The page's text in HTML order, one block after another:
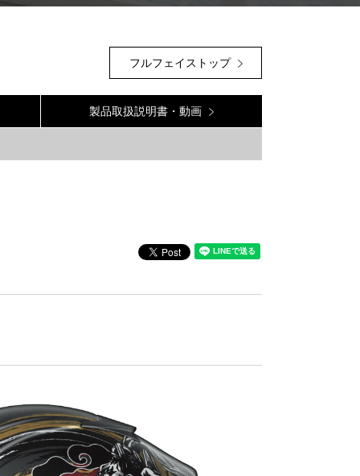
フルフェイストップ
製品取扱説明書・動画